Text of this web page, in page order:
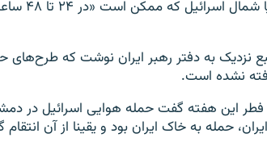
حمله مستقیم
نزدیک به دفتر رهبر ایران نوشت که
نشده است.
فطر این هفته گفت حمله هوایی اسرائیل در
حمله به خاک ایران بود و یقینا از آن